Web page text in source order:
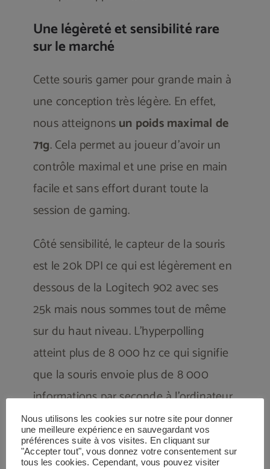
Une légèreté et sensibilité rare
sur le marché
Cette souris gamer pour grande main à
une conception très légère. En effet,
nous atteignonsun poids maximal de
71g. Cela permet au joueur d’avoir un
contrôle maximal et une prise en main
facile et sans effort durant toute la
session de gaming.
Côté sensibilité, le capteur de la souris
est le 20k DPI ce qui est légèrement en
dessous de la Logitech 902 avec ses
25k mais nous sommes tout de même
sur du haut niveau. L’hyperpolling
atteint plus de 8 000 hz ce qui signifie
que la souris envoie plus de 8 000
informations par seconde à l’ordinateur.
Les mouvements sont donc très précis.
Idéal pour les joueurs de FPS!
Nous utilisons les cookies sur notre site pour donner
une meilleure expérience en sauvegardant vos
préférences suite à vos visites. En cliquant sur
"Accepter tout", vous donnez votre consentement sur
tous les cookies. Cependant, vous pouvez visiter